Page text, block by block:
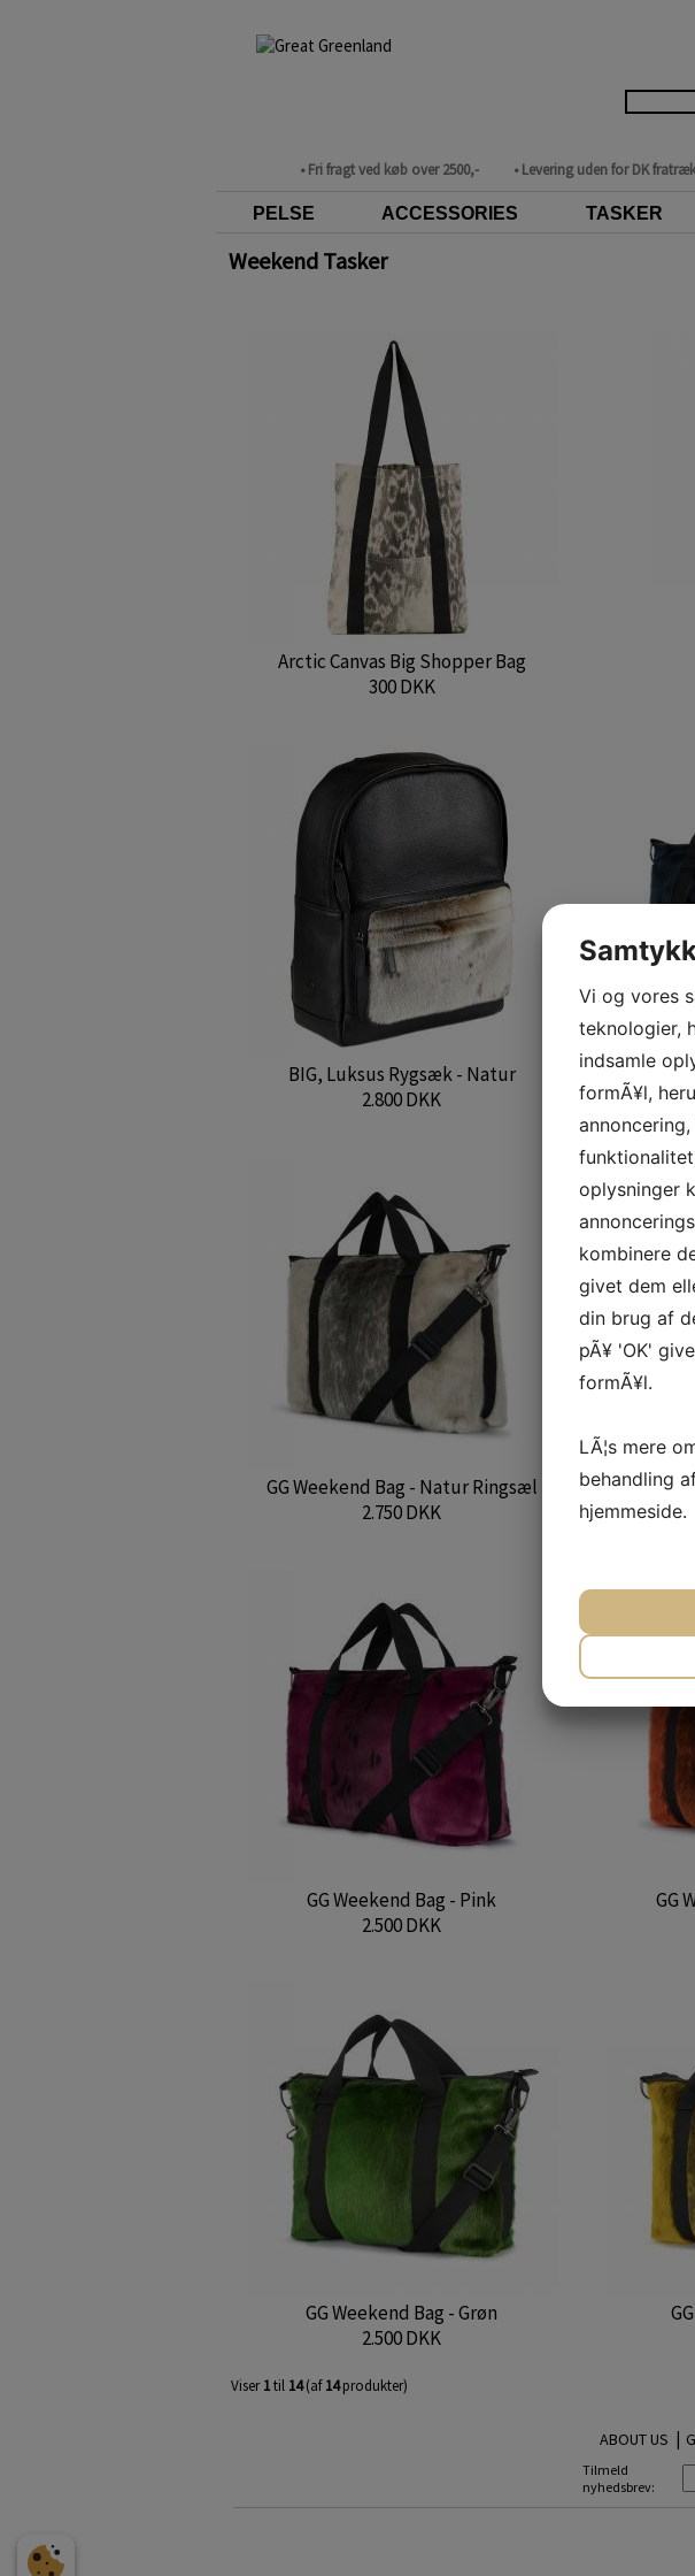
• Fri fragt ved køb over 2500,- • Levering uden for DK
PELSE ACCESSORIES TASKER
Weekend Tasker
Arctic Canvas Big Shopper Bag
300 DKK
BIG, Luksus Rygsæk - Natur
2.800 DKK
GG
GG Weekend Bag - Natur Ringsæl
2.750 DKK
GG
GG Weekend Bag - Pink
2.500 DKK
GG
GG Weekend Bag - Grøn
2.500 DKK
Viser1til 14(af14produkter)
ABOUT US |
Tilmeld
nyhedsbrev:
Vi og vores
teknologier,
indsamle
formÃ¥l,
oplysninger
kombinere
givet dem
din brug af
pÃ¥ 'OK'
formÃ¥l.
LÃ¦s mere
behandling
hjemmeside.